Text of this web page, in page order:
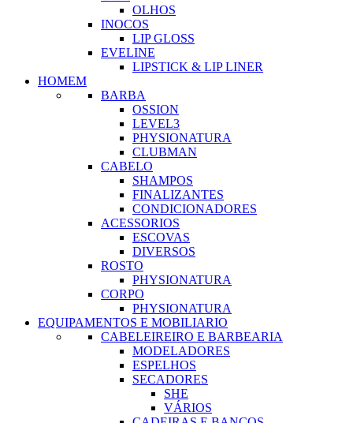
OLHOS
INOCOS
LIP GLOSS
EVELINE
LIPSTICK & LIP LINER
HOMEM
BARBA
OSSION
LEVEL3
PHYSIONATURA
CLUBMAN
CABELO
SHAMPOS
FINALIZANTES
CONDICIONADORES
ACESSORIOS
ESCOVAS
DIVERSOS
ROSTO
PHYSIONATURA
CORPO
PHYSIONATURA
EQUIPAMENTOS E MOBILIARIO
CABELEIREIRO E BARBEARIA
MODELADORES
ESPELHOS
SECADORES
SHE
VÁRIOS